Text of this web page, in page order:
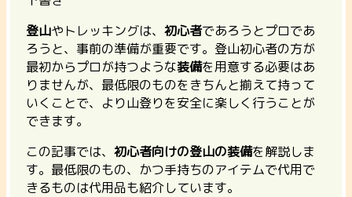
登山やトレッキングは、 初心者であろうとプロであ
ろうと、事前の準備が重要です。登山初心者の方が
最初からプロが持つような装備を用意する必要はあ
りませんが、最低限のものをきちんと揃えて持って
いくことで、より山登りを安全に楽しく行うことが
できます。
この記事では、 初心者向けの登山の装備を解説しま
す。最低限のもの、かつ手持ちのアイテムで代用で
きるものは代用品も紹介しています。